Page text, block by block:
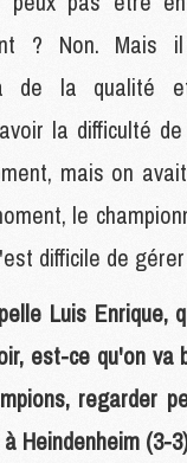
? Non. Mais
de la qualité
la difficulté
mais on
le
difficile de
Luis Enrique,
est-ce qu'on va
regarder
Heindenheim (3-